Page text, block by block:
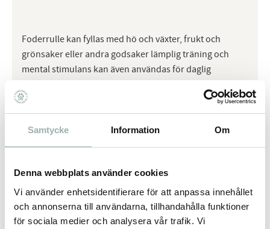
Samtycke Information Om
Denna webbplats använder cookies
Vi använder enhetsidentifierare för att anpassa innehållet
och annonserna till användarna, tillhandahålla funktioner
för sociala medier och analysera vår trafik. Vi
Foderrulle kan fyllas med hö och växter, frukt och
grönsaker eller andra godsaker lämplig träning och
mental stimulans kan även användas för daglig
gummibeläggning plast/TPR
Omdömen
Du